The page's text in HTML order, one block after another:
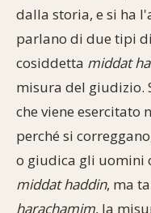
dalla storia, e si ha
parlano di due tipi
cosiddetta middat
misura del giudizio.
che viene esercitato
perché si
o giudica gli uomini
middat haddin, ma
harachamim, la